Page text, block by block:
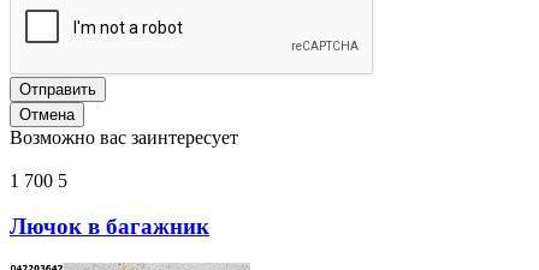
Отправить
Отмена
Возможно вас заинтересует
1 700 5
Лючок в багажник